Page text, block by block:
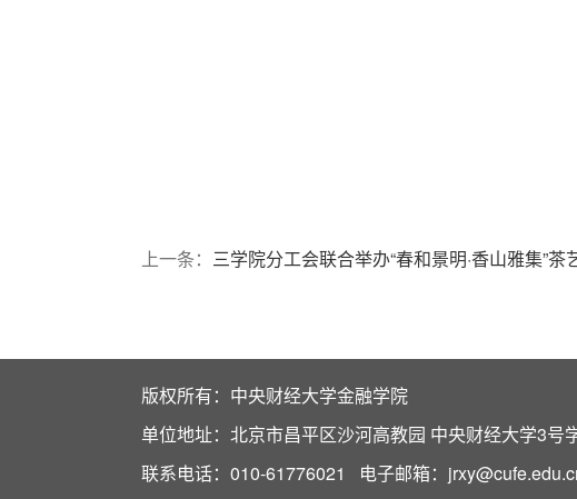
上一条： 三学院分工会联合举办“春和景明·香山雅集”茶
版权所有：中央财经大学金融学院
单位地址：北京市昌平区沙河高教园 中央财经大学3号
联系电话：010-61776021 电子邮箱：